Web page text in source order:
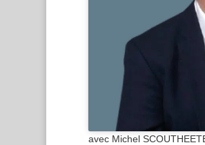
avec Michel